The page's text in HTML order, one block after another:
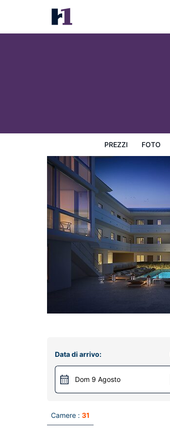
PREZZI FOTO
Beach Haus Key Biscayne
Prezzi
Data di arrivo:
Dom 9 Agosto
Camere : 31